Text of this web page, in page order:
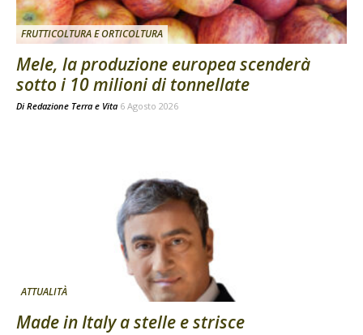
FRUTTICOLTURA E ORTICOLTURA
Mele, la produzione europea scenderà
sotto i 10 milioni di tonnellate
Di Redazione Terra e Vita 6 Agosto 2026
ATTUALITÀ
Made in Italy a stelle e strisce